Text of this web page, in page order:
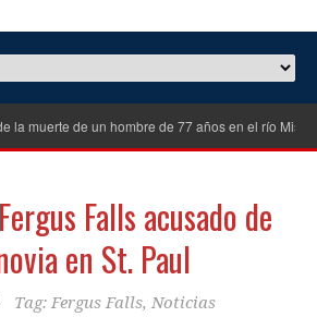
la muerte de un hombre de 77 años en el río
Falls acusado de
en St. Paul
Tag: Fergus Falls, Noticias